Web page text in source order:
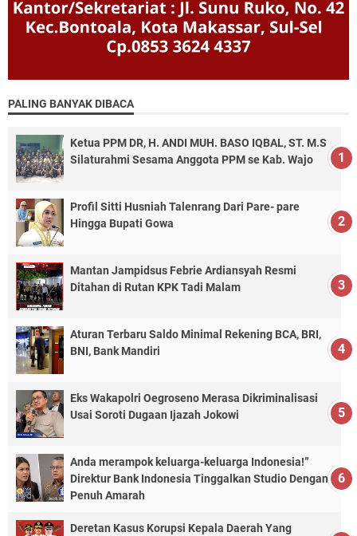
PALING BANYAK DIBACA
Ketua PPM DR, H. ANDI MUH. BASO IQBAL, ST. M.S
Silaturahmi Sesama Anggota PPM se Kab. Wajo
Profil Sitti Husniah Talenrang Dari Pare- pare
Hingga Bupati Gowa
Mantan Jampidsus Febrie Ardiansyah Resmi
Ditahan di Rutan KPK Tadi Malam
Aturan Terbaru Saldo Minimal Rekening BCA, BRI,
BNI, Bank Mandiri
Eks Wakapolri Oegroseno Merasa Dikriminalisasi
Usai Soroti Dugaan Ijazah Jokowi
Anda merampok keluarga-keluarga Indonesia!”
Direktur Bank Indonesia Tinggalkan Studio Dengan
Penuh Amarah
Deretan Kasus Korupsi Kepala Daerah Yang